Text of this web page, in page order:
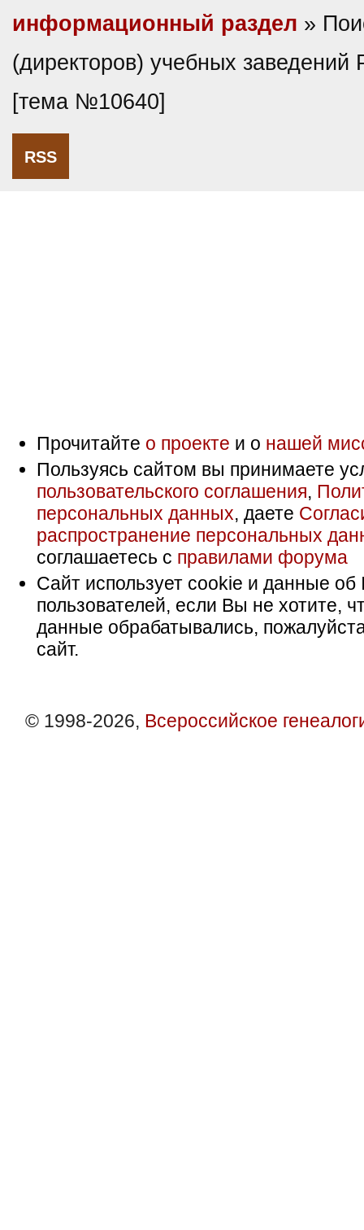
информационный раздел »
(директоров) учебных
[тема №10640]
RSS
Прочитайте о проекте и о нашей
Пользуясь сайтом вы принимаете
пользовательского соглашения,
персональных данных, даете
распространение персональных
соглашаетесь с правилами форума
Сайт использует cookie и данные об
пользователей, если Вы не хотите,
данные обрабатывались,
сайт.
© 1998-2026, Всероссийское